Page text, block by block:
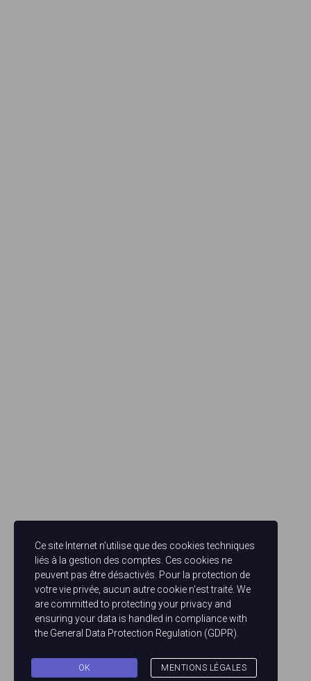
Ce site Internet n'utilise que des cookies techniques
liés à la gestion des comptes. Ces cookies ne
peuvent pas être désactivés. Pour la protection de
votre vie privée, aucun autre cookie n'est traité. We
are committed to protecting your privacy and
ensuring your data is handled in compliance with
the General Data Protection Regulation (GDPR)
OK MENTIONS LÉGALES